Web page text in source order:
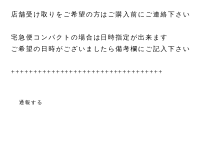
店舗受け取りをご希望の方はご購入前にご連絡下さい
宅急便コンパクトの場合は日時指定が出来ます
ご希望の日時がございましたら備考欄にご記入下さい
++++++++++++++++++++++++++++++++++
通報する